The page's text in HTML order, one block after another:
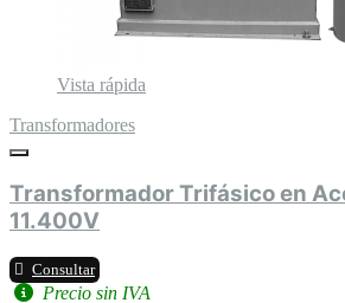
Vista rápida
Transformadores
Transformador Trifásico en
11.400V
Consultar
Precio sin IVA